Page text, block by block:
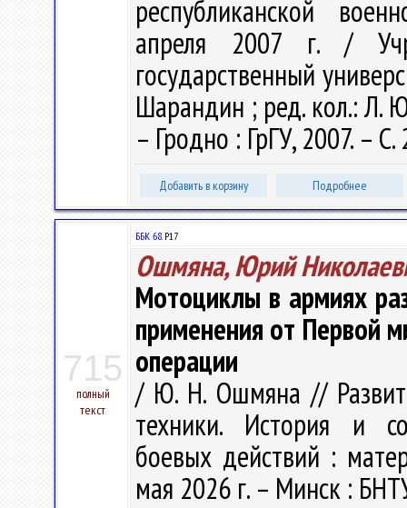
республиканской
апреля 2007 г. /
государственный
Шарандин ; ред. кол.: Л.
– Гродно : ГрГУ, 2007. –
Добавить в корзину Подробнее
715
полный
текст
ББК 68.Р17
Ошмяна, Юрий
Мотоциклы в армиях
применения от Первой
операции
/ Ю. Н. Ошмяна //
техники. История и
боевых действий :
мая 2026 г. – Минск :